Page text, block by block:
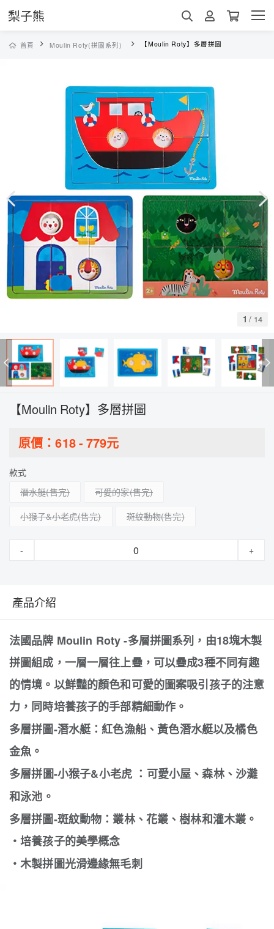
梨子熊
首頁 Moulin Roty(拼圖系列) 【Moulin Roty】多層拼圖
1 / 14
【Moulin Roty】多層拼圖
原價：618- 779元
款式
潛水艇
可愛的家
小猴子&小老虎
斑紋動物
- +
產品介紹
法國品牌 Moulin Roty -多層拼圖系列， 由18塊木製
拼圖組成，一層一層往上疊，可以疊成3種不同有趣
的情境。 以鮮豔的顏色和可愛的圖案吸引孩子的注意
力，同時培養孩子的手部精細動作。
多層拼圖-潛水艇：紅色漁船、黃色潛水艇以及橘色
金魚。
多層拼圖-小猴子&小老虎 ：可愛小屋、森林、沙灘
和泳池。
多層拼圖-斑紋動物：叢林、花叢、樹林和灌木叢。
‧培養孩子的美學概念
‧木製拼圖光滑邊緣無毛刺